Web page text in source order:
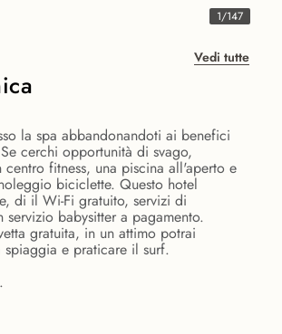
1/147
Vedi tutte
la spa abbandonandoti ai benefici
cerchi opportunità di svago,
centro fitness, una piscina all'aperto e
biciclette. Questo hotel
di il Wi-Fi gratuito, servizi di
servizio babysitter a pagamento.
gratuita, in un attimo potrai
spiaggia e praticare il surf.